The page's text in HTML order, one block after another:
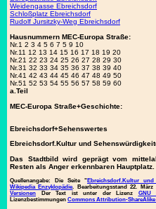
Weidengasse Ebreichsdorf
Schloßplatz Ebreichsdorf
Rudolf Jursitzky-Weg Ebreichsdorf
Hausnummern MEC-Europa Straße:
Nr.1 2 3 4 5 6 7 5 9 10
Nr.11 12 13 14 15 16 17 18 19 20
Nr.21 22 23 24 25 26 27 28 29 30
Nr.31 32 33 34 35 36 37 38 39 40
Nr.41 42 43 44 45 46 47 48 49 50
Nr.51 52 53 54 55 56 57 58 59 60
a.Teil
MEC-Europa Straße+Geschichte:
Ebreichsdorf+Sehenswertes
Ebreichsdorf.Kultur und
Das Stadtbild wird geprägt vom
Resten als Anger erkennbaren Hauptplatz.
Quellenangabe: Die Seite "Ebreichsdorf.Kultur und
Wikipedia Enzyklopädie. Bearbeitungsstand 22. März
Versionen Der Text ist unter der Lizenz GNU
Lizenzbestimmungen Commons Attribution-ShareAlike